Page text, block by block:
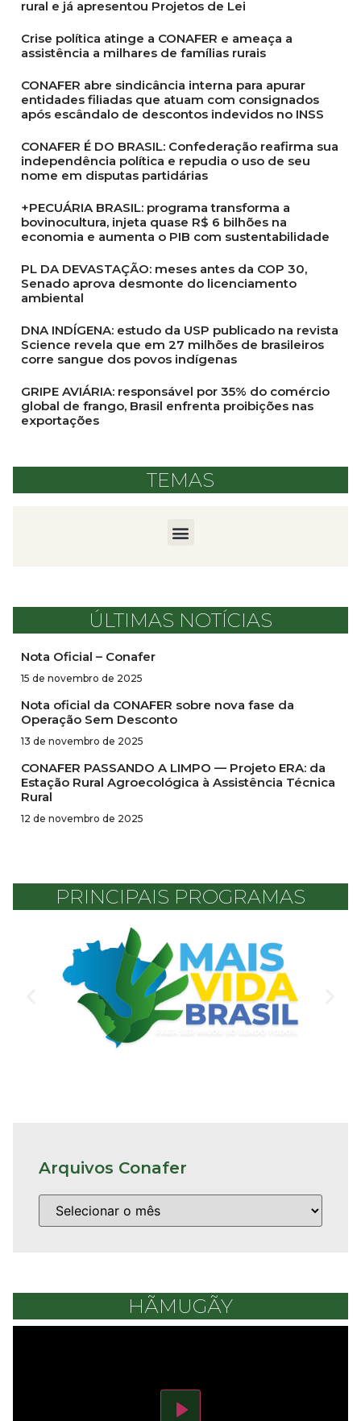
rural e já apresentou Projetos de Lei
Crise política atinge a CONAFER e ameaça a
assistência a milhares de famílias rurais
CONAFER abre sindicância interna para apurar
entidades filiadas que atuam com consignados
após escândalo de descontos indevidos no INSS
CONAFER É DO BRASIL: Confederação reafirma sua
independência política e repudia o uso de seu
nome em disputas partidárias
+PECUÁRIA BRASIL: programa transforma a
bovinocultura, injeta quase R$ 6 bilhões na
economia e aumenta o PIB com sustentabilidade
PL DA DEVASTAÇÃO: meses antes da COP 30,
Senado aprova desmonte do licenciamento
ambiental
DNA INDÍGENA: estudo da USP publicado na revista
Science revela que em 27 milhões de brasileiros
corre sangue dos povos indígenas
GRIPE AVIÁRIA: responsável por 35% do comércio
global de frango, Brasil enfrenta proibições nas
exportações
TEMAS
ÚLTIMAS NOTÍCIAS
Nota Oficial – Conafer
15 de novembro de 2025
Nota oficial da CONAFER sobre nova fase da
Operação Sem Desconto
13 de novembro de 2025
CONAFER PASSANDO A LIMPO — Projeto ERA: da
Estação Rural Agroecológica à Assistência Técnica
Rural
12 de novembro de 2025
PRINCIPAIS PROGRAMAS
Arquivos Conafer
HÃMUGÃY